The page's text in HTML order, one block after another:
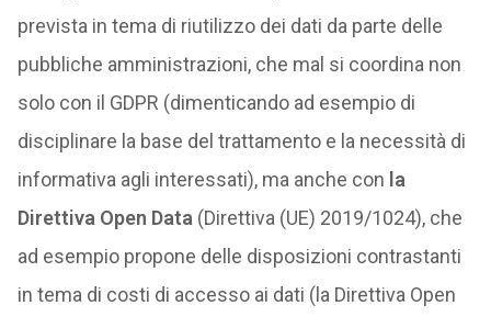
prevista in tema di riutilizzo dei dati da parte delle
pubbliche amministrazioni, che mal si coordina non
solo con il GDPR (dimenticando ad esempio di
disciplinare la base del trattamento e la necessità di
informativa agli interessati), ma anche con la
Direttiva Open Data (Direttiva (UE) 2019/1024), che
ad esempio propone delle disposizioni contrastanti
in tema di costi di accesso ai dati (la Direttiva Open